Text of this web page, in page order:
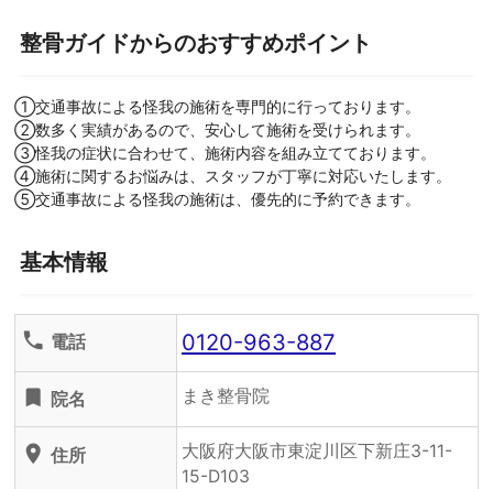
整骨ガイドからのおすすめポイント
①交通事故による怪我の施術を専門的に行っております。
②数多く実績があるので、安心して施術を受けられます。
③怪我の症状に合わせて、施術内容を組み立てております。
④施術に関するお悩みは、スタッフが丁寧に対応いたします。
⑤交通事故による怪我の施術は、優先的に予約できます。
基本情報
phone 電話 0120-963-887
turned_in 院名 まき整骨院
location_on 住所
大阪府大阪市東淀川区下新庄3-11-
15-D103